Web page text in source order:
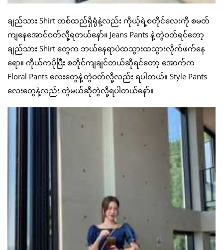
ချည်သား Shirt တစ်ထည်ရှိရုံနဲ့လည်း ကိုယ့်ရဲ့စတိုင်လေးကို စမတ်
ကျနေအောင်ဝတ်လို့ရတယ်နော်။ Jeans Pants နဲ့တွဲဝတ်ရင်တော့
ချည်သား Shirt တွေက ဘယ်နေရာပဲထသွားထသွားလိုက်ဖက်နေ
ရော။ ကိုယ်ကပိုပြီး စတိုင်ကျချင်တယ်ဆိုရင်တော့ အောက်က
Floral Pants လေးတွေနဲ့တွဲဝတ်လို့လည်း ရပါတယ်။ Style Pants
လေးတွေနဲ့လည်း တွဲမယ်ဆိုတွဲလို့ရပါတယ်နော်။